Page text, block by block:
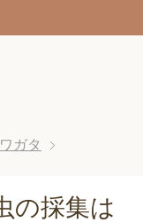
ガタ
の採集は